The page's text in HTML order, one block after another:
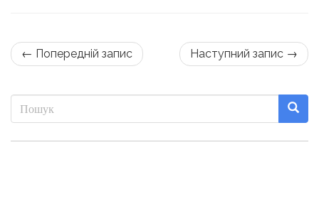
← Попередній запис Наступний запис →